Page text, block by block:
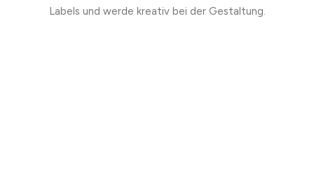
Labels und werde kreativ bei der Gestaltung.